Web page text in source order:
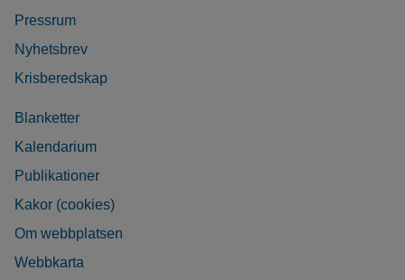
Pressrum
Nyhetsbrev
Krisberedskap
Blanketter
Kalendarium
Publikationer
Kakor (cookies)
Om webbplatsen
Webbkarta